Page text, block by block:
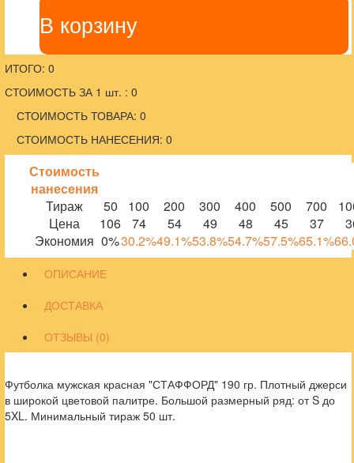
В корзину
ИТОГО: 0
СТОИМОСТЬ ЗА 1 шт. : 0
СТОИМОСТЬ ТОВАРА: 0
СТОИМОСТЬ НАНЕСЕНИЯ: 0
Стоимость
нанесения
Тираж
50 100 200 300 400 500 700
Цена
106 74 54 49 48 45 37
Экономия 0%30.2%49.1%53.8%54.7%57.5%65.1%
ОПИСАНИЕ
ДОСТАВКА
ОТЗЫВЫ (0)
Футболка мужская красная "СТАФФОРД" 190 гр. Плотный джерси
в широкой цветовой палитре. Большой размерный ряд: от S до
5XL. Минимальный тираж 50 шт.